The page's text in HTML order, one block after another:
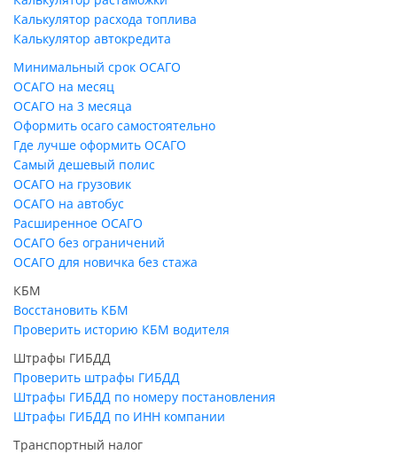
Калькулятор расхода топлива
Калькулятор автокредита
Минимальный срок ОСАГО
ОСАГО на месяц
ОСАГО на 3 месяца
Оформить осаго самостоятельно
Где лучше оформить ОСАГО
Самый дешевый полис
ОСАГО на грузовик
ОСАГО на автобус
Расширенное ОСАГО
ОСАГО без ограничений
ОСАГО для новичка без стажа
КБМ
Восстановить КБМ
Проверить историю КБМ водителя
Штрафы ГИБДД
Проверить штрафы ГИБДД
Штрафы ГИБДД по номеру постановления
Штрафы ГИБДД по ИНН компании
Транспортный налог